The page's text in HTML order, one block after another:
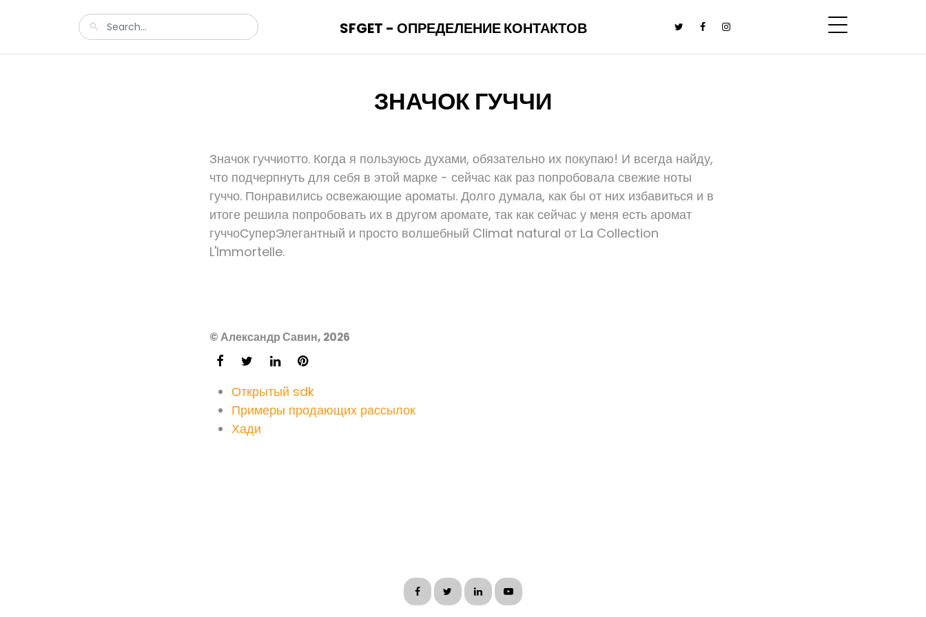
SFGET - ОПРЕДЕЛЕНИЕ КОНТАКТОВ
ЗНАЧОК ГУЧЧИ
Значок гуччиотто. Когда я пользуюсь духами, обязательно их покупаю! И всегда найду,
что подчерпнуть для себя в этой марке - сейчас как раз попробовала свежие ноты
гуччо. Понравились освежающие ароматы. Долго думала, как бы от них избавиться и в
итоге решила попробовать их в другом аромате, так как сейчас у меня есть аромат
гуччоСуперЭлегантный и просто волшебный Climat natural от La Collection
L'Immortelle.
© Александр Савин, 2026
Открытый sdk
Примеры продающих рассылок
Хади